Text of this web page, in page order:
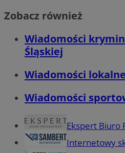
Zobacz również
Wiadomości
Śląskiej
Wiadomości lokalne
Wiadomości
Ekspert Biuro
Internetowy